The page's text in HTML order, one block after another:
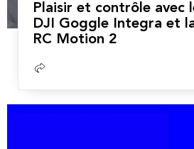
Plaisir et contrôle avec
DJI Goggle Integra et
RC Motion 2
Lire